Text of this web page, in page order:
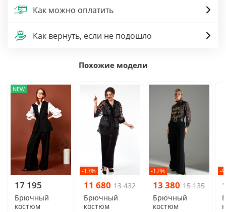
Как можно оплатить
Как вернуть, если не подошло
Похожие модели
NEW
17 195
Брючный
костюм
-13%
11 680 13 432
Брючный
костюм
-12%
13 380 15 135
Брючный
костюм
-